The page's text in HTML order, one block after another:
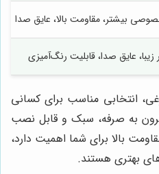
بیشتر، مقاومت بالا، عایق صدا
زیبا، عایق صدا، قابلیت رنگ‌آمیزی
انتخابی مناسب برای کسانی
به صرفه، سبک و قابل نصب
بالا برای شما اهمیت دارد،
بهتری هستند.